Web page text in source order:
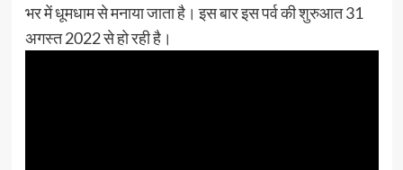
भर में धूमधाम से मनाया जाता है। इस बार इस पर्व की शुरुआत 31
अगस्त 2022 से हो रही है।